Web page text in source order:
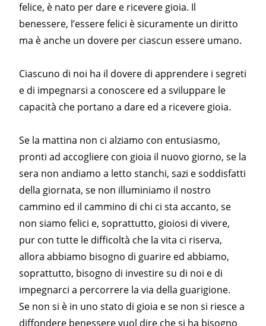
felice, è nato per dare e ricevere gioia. Il
benessere, l’essere felici è sicuramente un diritto
ma è anche un dovere per ciascun essere umano.
Ciascuno di noi ha il dovere di apprendere i segreti
e di impegnarsi a conoscere ed a sviluppare le
capacità che portano a dare ed a ricevere gioia.
Se la mattina non ci alziamo con entusiasmo,
pronti ad accogliere con gioia il nuovo giorno, se la
sera non andiamo a letto stanchi, sazi e soddisfatti
della giornata, se non illuminiamo il nostro
cammino ed il cammino di chi ci sta accanto, se
non siamo felici e, soprattutto, gioiosi di vivere,
pur con tutte le difficoltà che la vita ci riserva,
allora abbiamo bisogno di guarire ed abbiamo,
soprattutto, bisogno di investire su di noi e di
impegnarci a percorrere la via della guarigione.
Se non si è in uno stato di gioia e se non si riesce a
diffondere benessere vuol dire che si ha bisogno